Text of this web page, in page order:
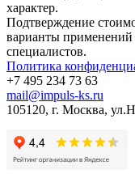
характер.
Подтверждение
варианты применений
специалистов.
Политика
+7 495 234 73 63
mail@impuls-ks.ru
105120, г. Москва,